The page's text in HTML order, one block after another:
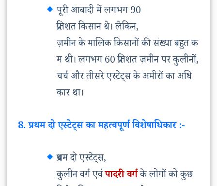
पूरी आबादी में लगभग 90
प्रतिशत किसान थे। लेकिन,
ज़मीन के मालिक किसानों की संख्या बहुत क
म थी। लगभग 60 प्रतिशत ज़मीन पर कुलीनों,
चर्च और तीसरे एस्टेट्स के अमीरों का अधि
कार था।
8. प्रथम दो एस्टेट्स का महत्वपूर्ण विशेषाधिकार :-
प्रथम दो एस्टेट्स,
कुलीन वर्ग एवंपादरी वर्गके लोगों को कुछ